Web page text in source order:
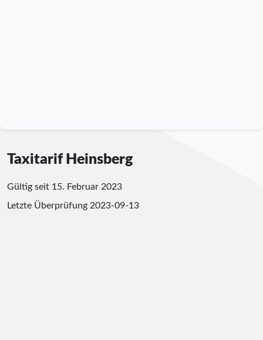
Taxitarif Heinsberg
Gültig seit 15. Februar 2023
Letzte Überprüfung 2023-09-13